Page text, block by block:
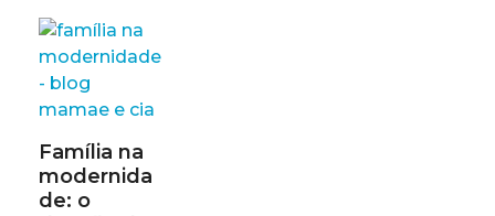
Família na
modernida
de: o